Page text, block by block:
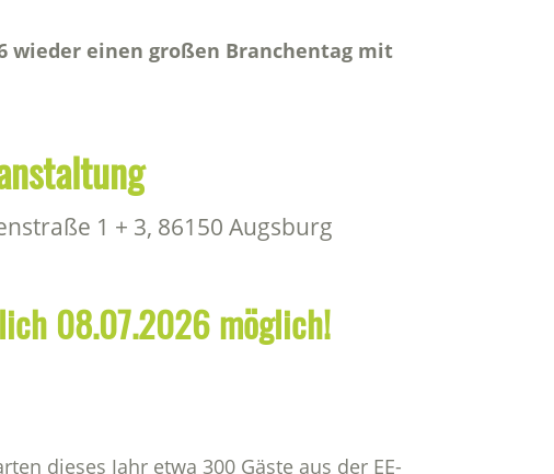
wieder einen großen Branchentag mit
1 + 3, 86150 Augsburg
08.07.2026 möglich!
dieses Jahr etwa 300 Gäste aus der EE-